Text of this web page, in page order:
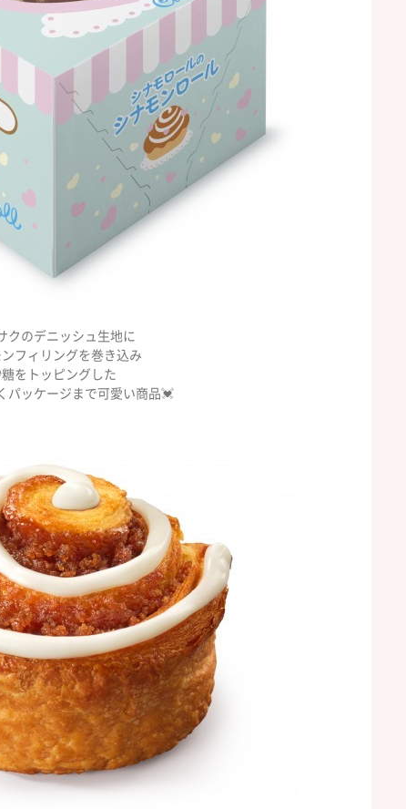
クのデニッシュ生地に
フィリングを巻き込み
をトッピングした
パッケージまで可愛い商品💓